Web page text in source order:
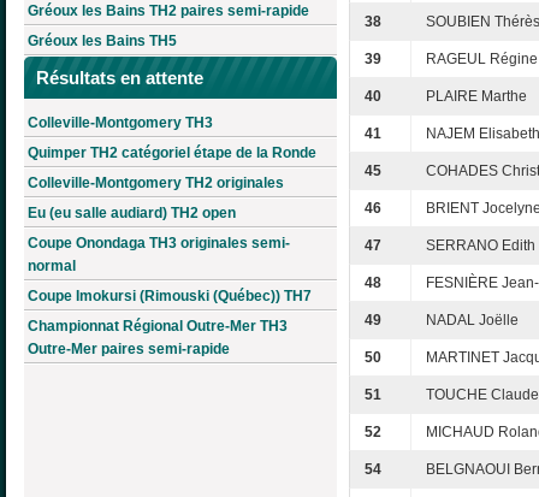
Gréoux les Bains TH2 paires semi-rapide
Gréoux les Bains TH5
Résultats en attente
Colleville-Montgomery TH3
Quimper TH2 catégoriel étape de la Ronde
Colleville-Montgomery TH2 originales
Eu (eu salle audiard) TH2 open
Coupe Onondaga TH3 originales semi-
normal
Coupe Imokursi (Rimouski (Québec)) TH7
Championnat Régional Outre-Mer TH3
Outre-Mer paires semi-rapide
38 SOUBIEN
39 RAGEUL Régine
40 PLAIRE Marthe
41 NAJEM Elisabeth
45 COHADES
46 BRIENT
47 SERRANO Edith
48 FESNIÈRE
49 NADAL Joëlle
50 MARTINET
51 TOUCHE Claude
52 MICHAUD
54 BELGNAOUI